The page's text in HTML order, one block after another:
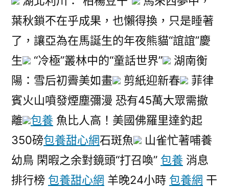
葉秋鎖不在乎成果，也懶得換，只是睡著
了，讓亞為在馬誕生的年夜熊貓“誼誼”慶
生
“冷極”叢林中的“童話世界”
湖南衡
陽：雪后初霽美如畫
剪紙迎新春
菲律
賓火山噴發煙塵彌漫 恐有45萬大眾需撤
離
包養 魚比人高！美國佛羅里達釣起
350磅包養甜心網石斑魚
山雀忙著哺養
幼鳥 閑暇之余對鏡頭“打召喚” 包養 消息
排行榜 包養甜心網 羊晚24小時 包養網 干